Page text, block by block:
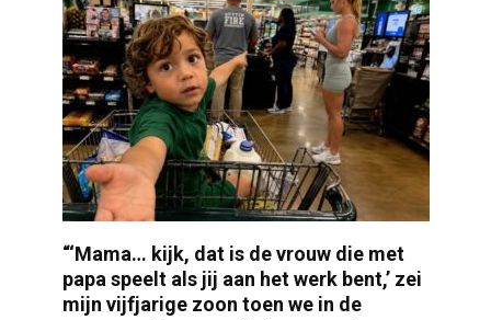
“‘Mama… kijk, dat is de vrouw die met
papa speelt als jij aan het werk bent,’ zei
mijn vijfjarige zoon toen we in de